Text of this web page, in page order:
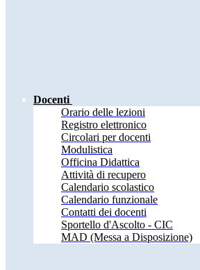
Docenti
Orario delle lezioni
Registro elettronico
Circolari per docenti
Modulistica
Officina Didattica
Attività di recupero
Calendario scolastico
Calendario funzionale
Contatti dei docenti
Sportello d'Ascolto - CIC
MAD (Messa a Disposizione)